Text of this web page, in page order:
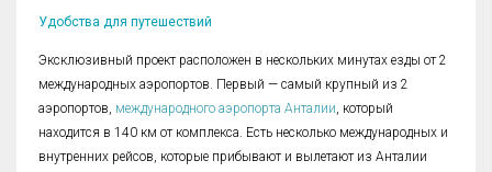
Удобства для путешествий
Эксклюзивный проект расположен в нескольких минутах езды от 2
международных аэропортов. Первый — самый крупный из 2
аэропортов, международного аэропорта Анталии, который
находится в 140 км от комплекса. Есть несколько международных и
внутренних рейсов, которые прибывают и вылетают из Анталии